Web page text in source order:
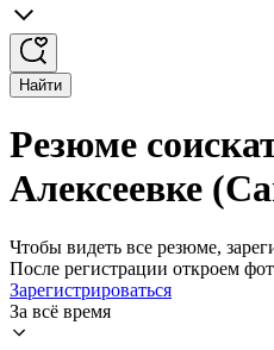
Найти
Резюме
Алексеевке
Чтобы видеть все резюме,
После регистрации откроем
Зарегистрироваться
За всё время